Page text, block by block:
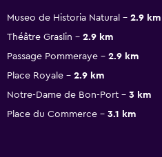
Museo de Historia Natural
2.9 km
Théâtre Graslin
2.9 km
Passage Pommeraye
2.9 km
Place Royale
2.9 km
Notre-Dame de Bon-Port
3 km
Place du Commerce
3.1 km